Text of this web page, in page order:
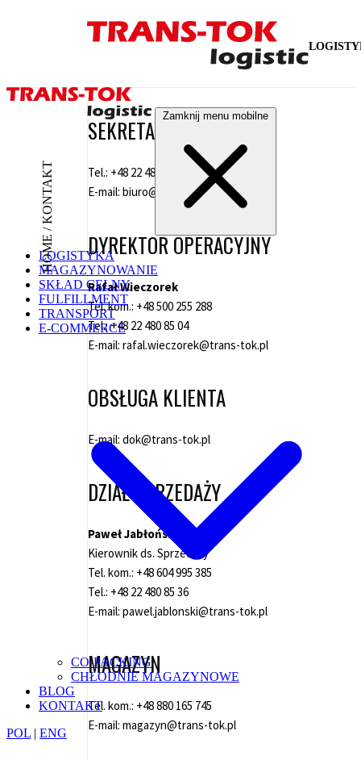
Zamknij menu mobilne
LOGISTYKA
MAGAZYNOWANIE
SKŁAD CELNY
FULFILLMENT
TRANSPORT
E-COMMERCE
CO-PACKING
CHŁODNIE MAGAZYNOWE
BLOG
KONTAKT
POL | ENG
HOME / KONTAKT
SEKRETARIAT
Tel.: +48 22 480 85 00
E-mail: biuro@trans-tok.pl
DYREKTOR OPERACYJNY
Rafał Wieczorek
Tel. kom.: +48 500 255 288
Tel.:+48 22 480 85 04
E-mail: rafal.wieczorek@trans-tok.pl
OBSŁUGA KLIENTA
E-mail: dok@trans-tok.pl
DZIAŁ SPRZEDAŻY
Paweł Jabłoński
Kierownik ds. Sprzedaży
Tel. kom.: +48 604 995 385
Tel.: +48 22 480 85 36
E-mail: pawel.jablonski@trans-tok.pl
MAGAZYN
Tel. kom.: +48 880 165 745
E-mail: magazyn@trans-tok.pl